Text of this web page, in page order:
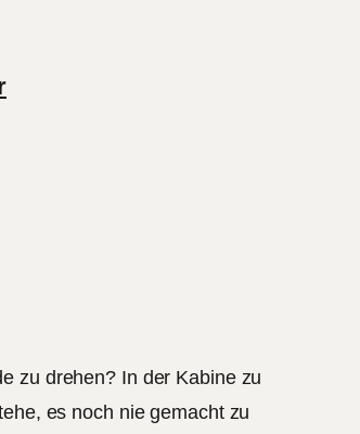
zu drehen? In der Kabine zu
es noch nie gemacht zu